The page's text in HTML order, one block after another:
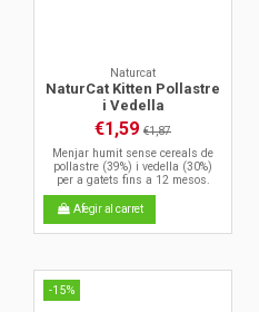
Naturcat
NaturCat Kitten Pollastre
i Vedella
€1,59 €1,87
Menjar humit sense cereals de
pollastre (39%) i vedella (30%)
per a gatets fins a 12 mesos.
Afegir al carret
-15%